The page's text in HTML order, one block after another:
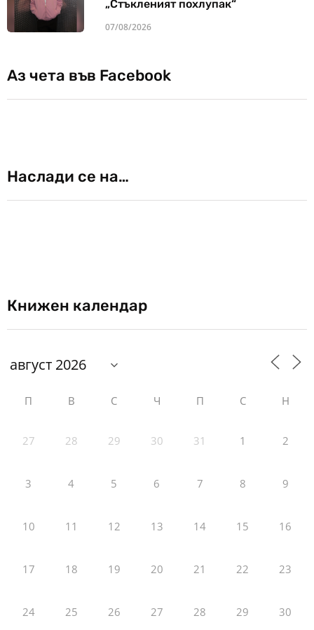
„Стъкленият похлупак“
07/08/2026
Аз чета във Facebook
Наслади се на…
Книжен календар
П В С Ч П С Н
27 28 29 30 31 1 2
3 4 5 6 7 8 9
10 11 12 13 14 15 16
17 18 19 20 21 22 23
24 25 26 27 28 29 30